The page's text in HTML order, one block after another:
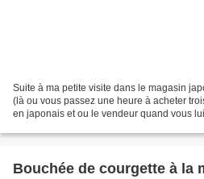
Suite à ma petite visite dans le magasin
(là ou vous passez une heure à acheter
en japonais et ou le vendeur quand vous
Bouchée de courgette à la